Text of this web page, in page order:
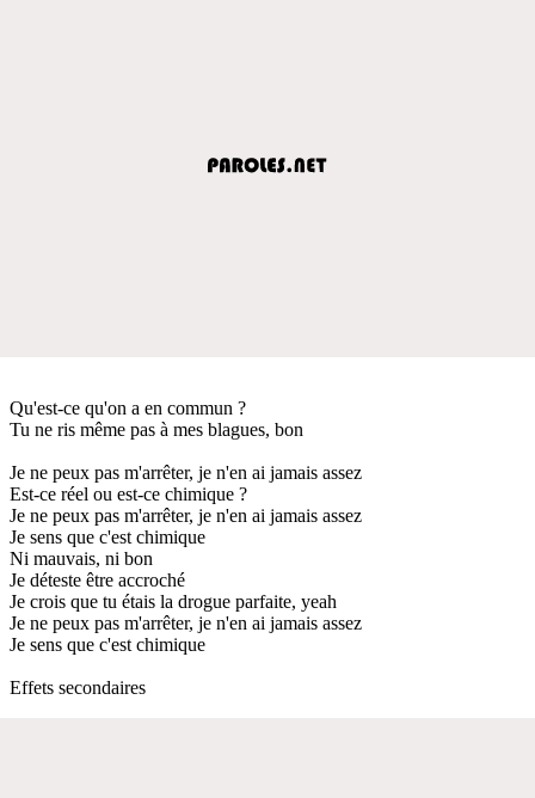
Qu'est-ce qu'on a en commun ?
Tu ne ris même pas à mes blagues, bon
Je ne peux pas m'arrêter, je n'en ai jamais assez
Est-ce réel ou est-ce chimique ?
Je ne peux pas m'arrêter, je n'en ai jamais assez
Je sens que c'est chimique
Ni mauvais, ni bon
Je déteste être accroché
Je crois que tu étais la drogue parfaite, yeah
Je ne peux pas m'arrêter, je n'en ai jamais assez
Je sens que c'est chimique
Effets secondaires